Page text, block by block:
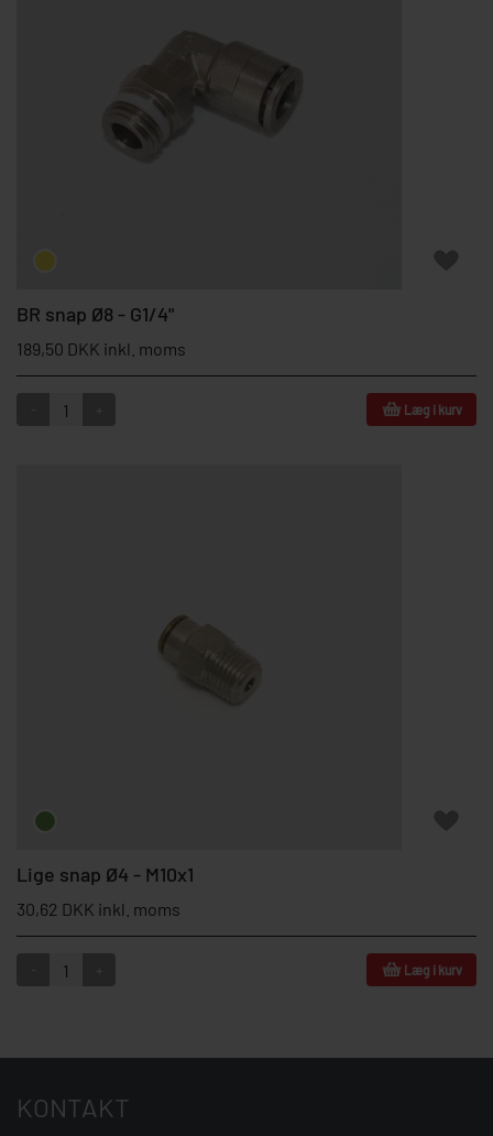
BR snap Ø8 - G1/4"
189,50 DKK inkl. moms
Læg i kurv
Lige snap Ø4 - M10x1
30,62 DKK inkl. moms
Læg i kurv
KONTAKT